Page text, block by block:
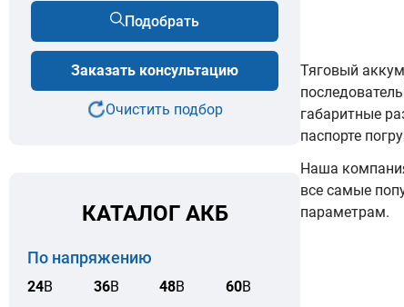
Подобрать
Заказать консультацию
Очистить подбор
КАТАЛОГ АКБ
По напряжению
24В 36В 48В 60В
Тяговый
габаритные
паспорте
Наша
все самые
параметрам.